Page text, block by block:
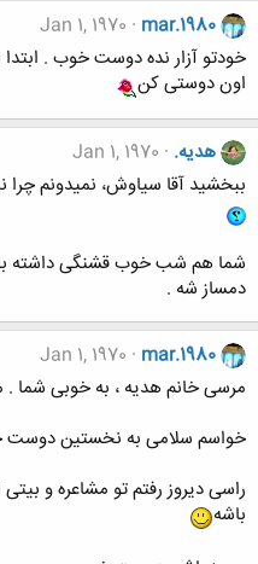
mar.1980
Jan 1, 1970
خودتو آزار نده دوست خوب .
اون دوستی کن
هدیه. Jan 1, 1970
ببخشید آقا سیاوش، نمیدونم
شما هم شب خوب قشنگی داشته
دمساز شه .
mar.1980
Jan 1, 1970
مرسی خانم هدیه ، به خوبی شما .
خواسم سلامی به نخستین دوست
راسی دیروز رفتم تو مشاعره و
باشه